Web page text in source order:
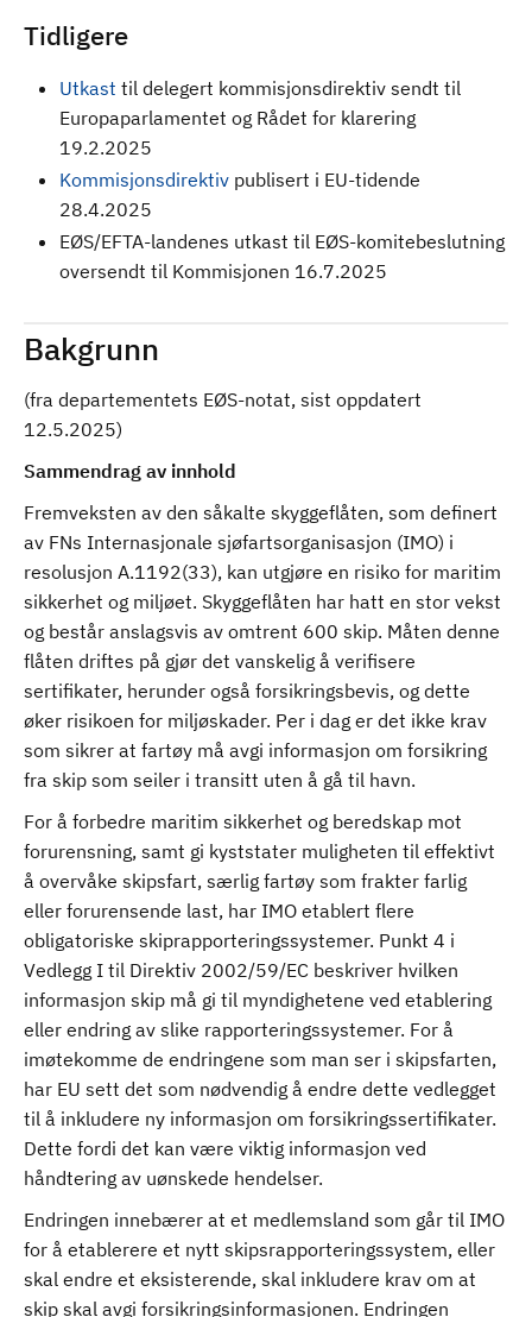
Tidligere
Utkast til delegert kommisjonsdirektiv sendt til
Europaparlamentet og Rådet for klarering
19.2.2025
Kommisjonsdirektiv publisert i EU-tidende
28.4.2025
EØS/EFTA-landenes utkast til EØS-komitebeslutning
oversendt til Kommisjonen 16.7.2025
Bakgrunn
(fra departementets EØS-notat, sist oppdatert
12.5.2025)
Sammendrag av innhold
Fremveksten av den såkalte skyggeflåten, som definert
av FNs Internasjonale sjøfartsorganisasjon (IMO) i
resolusjon A.1192(33), kan utgjøre en risiko for maritim
sikkerhet og miljøet. Skyggeflåten har hatt en stor vekst
og består anslagsvis av omtrent 600 skip. Måten denne
flåten driftes på gjør det vanskelig å verifisere
sertifikater, herunder også forsikringsbevis, og dette
øker risikoen for miljøskader. Per i dag er det ikke krav
som sikrer at fartøy må avgi informasjon om forsikring
fra skip som seiler i transitt uten å gå til havn.
For å forbedre maritim sikkerhet og beredskap mot
forurensning, samt gi kyststater muligheten til effektivt
å overvåke skipsfart, særlig fartøy som frakter farlig
eller forurensende last, har IMO etablert flere
obligatoriske skiprapporteringssystemer. Punkt 4 i
Vedlegg I til Direktiv 2002/59/EC beskriver hvilken
informasjon skip må gi til myndighetene ved etablering
eller endring av slike rapporteringssystemer. For å
imøtekomme de endringene som man ser i skipsfarten,
har EU sett det som nødvendig å endre dette vedlegget
til å inkludere ny informasjon om forsikringssertifikater.
Dette fordi det kan være viktig informasjon ved
håndtering av uønskede hendelser.
Endringen innebærer at et medlemsland som går til IMO
for å etablerere et nytt skipsrapporteringssystem, eller
skal endre et eksisterende, skal inkludere krav om at
skip skal avgi forsikringsinformasjonen. Endringen